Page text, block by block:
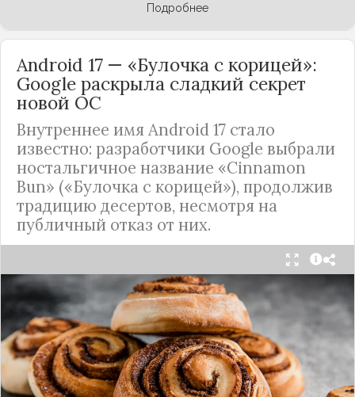
Подробнее
Android 17 — «Булочка с корицей»:
Google раскрыла сладкий секрет
новой ОС
Внутреннее имя Android 17 стало
известно: разработчики Google выбрали
ностальгичное название «Cinnamon
Bun» («Булочка с корицей»), продолжив
традицию десертов, несмотря на
публичный отказ от них.
Стало известно внутреннее кодовое имя
следующей крупной версии Android. Как
сообщают источники, Android 17, релиз которой
ожидается в 2026 году, разрабатывается под
названием«Cinnamon Bun»(«Булочка с
корицей»).
Это решение продолжает знаменитую традицию